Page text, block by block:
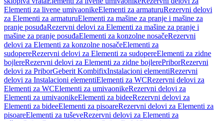
Elementi za livene umivaonikeElementi za armaturuRezervni delovi
za Elementi za armaturuElementi za mašine za pranje i mašine za
pranje posuđaRezervni delovi za Elementi za mašine za pranje i
mašine za pranje posuđaElementi za konzolne nosačeRezervni
delovi za Elementi za konzolne nosačeElementi za
sudopereRezervni delovi za Elementi za sudopereElementi za zidne
bojlereRezervni delovi za Elementi za zidne bojlerePriborRezervni
delovi za PriborGeberit KombifixInstalacioni elementiRezervni
delovi za Instalacioni elementiElementi za WCRezervni delovi za
Elementi za WCElementi za umivaonikeRezervni delovi za
Elementi za umivaonikeElementi za bideeRezervni delovi za
Elementi za bideeElementi za pisoareRezervni delovi za Elementi za
pisoareElementi za tuševeRezervni delovi za Elementi za